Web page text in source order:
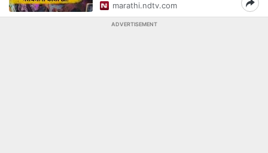
marathi.ndtv.com
ADVERTISEMENT